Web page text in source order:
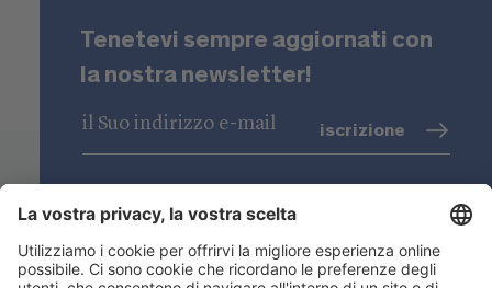
Tenetevi sempre aggiornati con
la nostra newsletter!
iscrizione